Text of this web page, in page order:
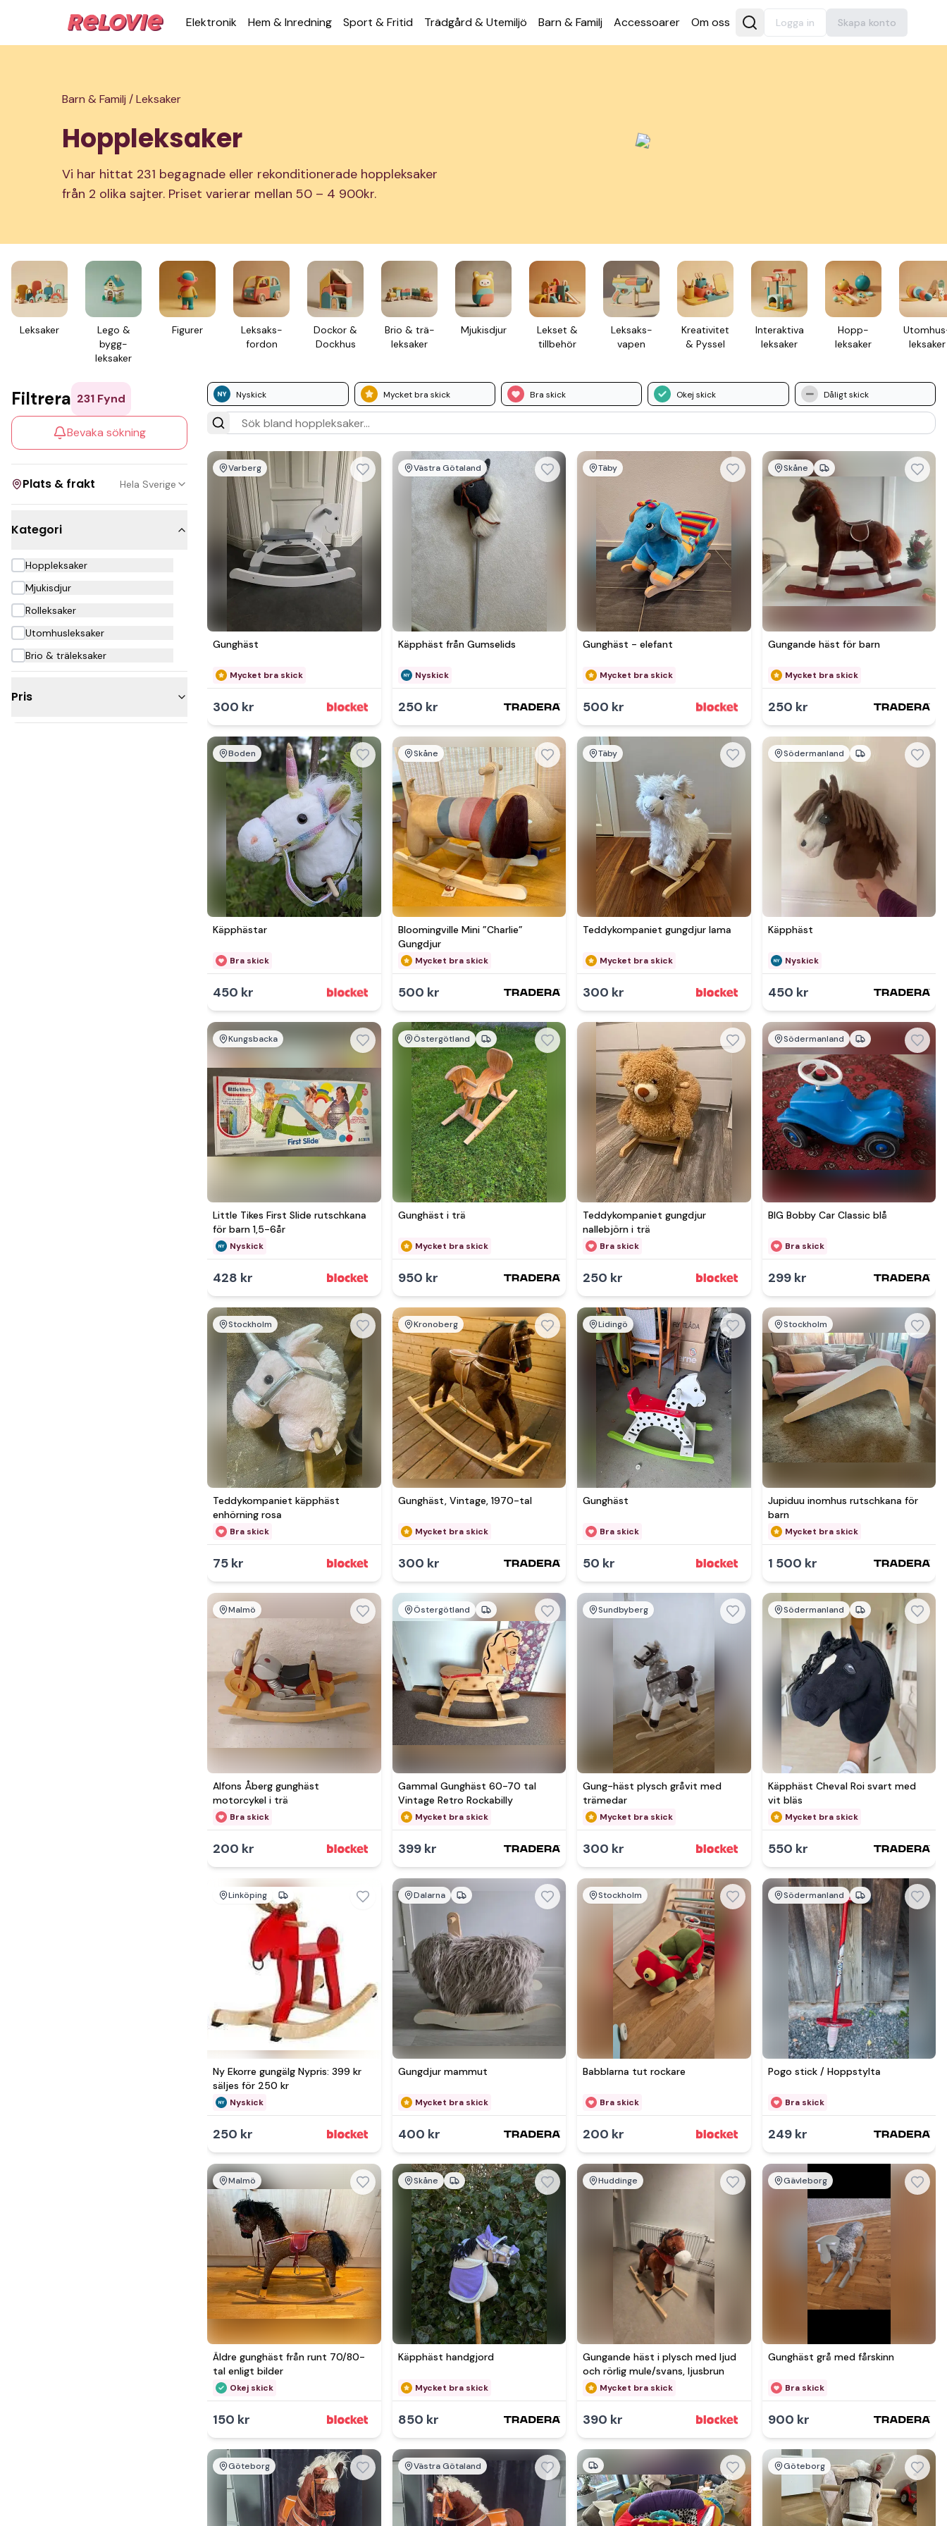
Elek­tronik Hem & Inred­ning Sport & Fritid Trädgård & Utemiljö Barn & Familj Acces­soarer Om oss Logga in Skapa konto
Barn & Familj /Leksaker
Hoppleksaker
Vi har hittat 231 begagnade eller rekonditionerade hoppleksaker
från 2 olika sajter. Priset varierar mellan 50 – 4 900kr.
Leksaker
Lego &
bygg­
leksaker
Figurer
Leksaks­
fordon
Dockor &
Dockhus
Brio & trä­
leksaker
Mjukis­djur
Lekset &
till­behör
Leksaks­
vapen
Kreativ­itet
& Pyssel
Inter­aktiva
leksaker
Hopp­
leksaker
leksaker
Nyskick Mycket bra skick Bra skick Okej skick Dåligt skick
Filtrera 231 Fynd
Bevaka sökning
Plats & frakt Hela Sverige
Kan skickas
Upphämtning
Kategori
Hoppleksaker
Mjukisdjur
Rolleksaker
Utomhusleksaker
Brio & träleksaker
Pris
Se mer hos
Varberg
Gunghäst
Mycket bra skick
300 kr
Se mer hos
Västra Götaland
Käpphäst från Gumselids
Nyskick
250 kr
Täby
Gunghäst - elefant
Mycket bra skick
500 kr
Skåne
Gungande häst för barn
Mycket bra skick
250 kr
Se mer hos
Boden
Käpphästar
Bra skick
450 kr
Se mer hos
Skåne
Bloomingville Mini ”Charlie”
Gungdjur
Mycket bra skick
500 kr
Täby
Teddykompaniet gungdjur lama
Mycket bra skick
300 kr
Södermanland
Käpphäst
Nyskick
450 kr
Se mer hos
Kungsbacka
Little Tikes First Slide rutschkana
för barn 1,5-6år
Nyskick
428 kr
Se mer hos
Östergötland
Gunghäst i trä
Mycket bra skick
950 kr
Teddykompaniet gungdjur
nallebjörn i trä
Bra skick
250 kr
Södermanland
BIG Bobby Car Classic blå
Bra skick
299 kr
Se mer hos
Stockholm
Teddykompaniet käpphäst
enhörning rosa
Bra skick
75 kr
Se mer hos
Kronoberg
Gunghäst, Vintage, 1970-tal
Mycket bra skick
300 kr
Lidingö
Gunghäst
Bra skick
50 kr
Stockholm
Jupiduu inomhus rutschkana för
barn
Mycket bra skick
1 500 kr
Se mer hos
Malmö
Alfons Åberg gunghäst
motorcykel i trä
Bra skick
200 kr
Se mer hos
Östergötland
Gammal Gunghäst 60-70 tal
Vintage Retro Rockabilly
Mycket bra skick
399 kr
Sundbyberg
Gung-häst plysch gråvit med
trämedar
Mycket bra skick
300 kr
Södermanland
Käpphäst Cheval Roi svart med
vit bläs
Mycket bra skick
550 kr
Linköping
Ny Ekorre gungälg Nypris: 399 kr
säljes för 250 kr
Nyskick
250 kr
Se mer hos
Dalarna
Gungdjur mammut
Mycket bra skick
400 kr
Stockholm
Babblarna tut rockare
Bra skick
200 kr
Södermanland
Pogo stick / Hoppstylta
Bra skick
249 kr
Se mer hos
Malmö
Äldre gunghäst från runt 70/80-
tal enligt bilder
Okej skick
150 kr
Se mer hos
Skåne
Käpphäst handgjord
Mycket bra skick
850 kr
Huddinge
Gungande häst i plysch med ljud
och rörlig mule/svans, ljusbrun
Mycket bra skick
390 kr
Gävleborg
Gunghäst grå med fårskinn
Bra skick
900 kr
Göteborg Västra Götaland Göteborg